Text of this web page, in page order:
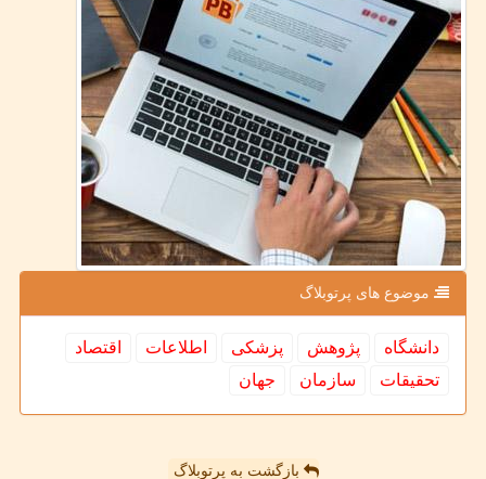
موضوع های پرتوبلاگ
دانشگاه پژوهش پزشكی اطلاعات
اقتصاد
تحقیقات
سازمان جهان
بازگشت به پرتوبلاگ